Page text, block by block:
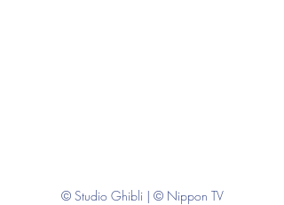
© Studio Ghibli | © Nippon TV